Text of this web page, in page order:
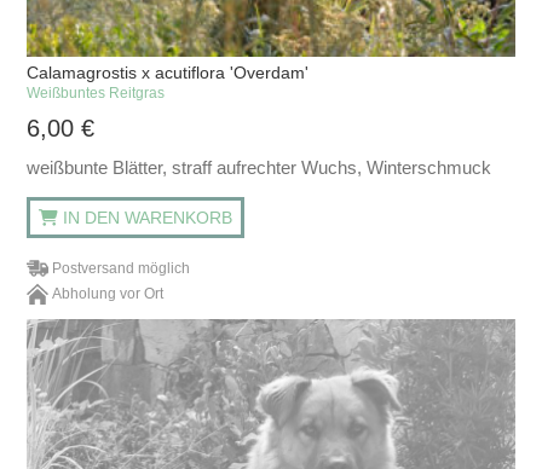
Calamagrostis x acutiflora 'Overdam'
Weißbuntes Reitgras
6,00€
weißbunte Blätter, straff aufrechter Wuchs, Winterschmuck
IN DEN WARENKORB
Postversand möglich
Abholung vor Ort